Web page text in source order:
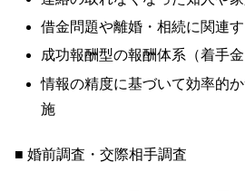
借金問題や離婚・相続に関連
成功報酬型の報酬体系（着手金
情報の精度に基づいて効率的
施
■ 婚前調査・交際相手調査